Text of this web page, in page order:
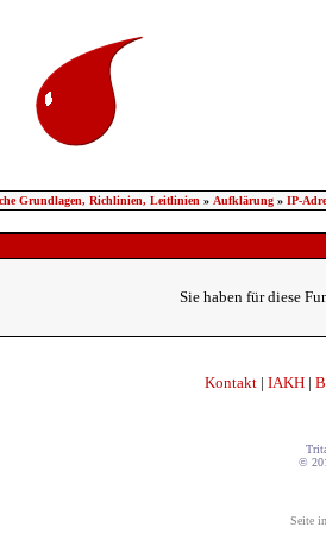
Grundlagen, Richlinien, Leitlinien » Aufklärung» IP-
Sie haben für diese
Kontakt | IAKH |
©
Seite